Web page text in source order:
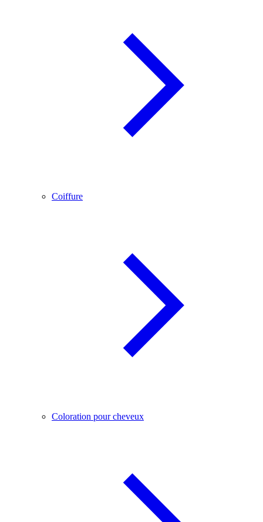
Coiffure
Coloration pour cheveux